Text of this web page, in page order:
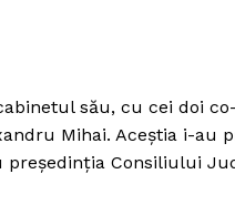
său, cu cei doi
Mihai. Aceştia i-au
preşedinţia Consiliului